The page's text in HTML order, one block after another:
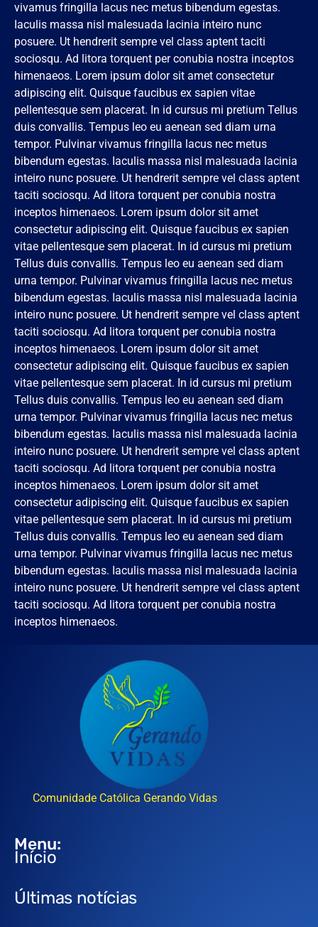
vivamus fringilla lacus nec metus bibendum egestas.
Iaculis massa nisl malesuada lacinia inteiro nunc
posuere. Ut hendrerit sempre vel class aptent taciti
sociosqu. Ad litora torquent per conubia nostra inceptos
himenaeos. Lorem ipsum dolor sit amet consectetur
adipiscing elit. Quisque faucibus ex sapien vitae
pellentesque sem placerat. In id cursus mi pretium Tellus
duis convallis. Tempus leo eu aenean sed diam urna
tempor. Pulvinar vivamus fringilla lacus nec metus
bibendum egestas. Iaculis massa nisl malesuada lacinia
inteiro nunc posuere. Ut hendrerit sempre vel class aptent
taciti sociosqu. Ad litora torquent per conubia nostra
inceptos himenaeos. Lorem ipsum dolor sit amet
consectetur adipiscing elit. Quisque faucibus ex sapien
vitae pellentesque sem placerat. In id cursus mi pretium
Tellus duis convallis. Tempus leo eu aenean sed diam
urna tempor. Pulvinar vivamus fringilla lacus nec metus
bibendum egestas. Iaculis massa nisl malesuada lacinia
inteiro nunc posuere. Ut hendrerit sempre vel class aptent
taciti sociosqu. Ad litora torquent per conubia nostra
inceptos himenaeos. Lorem ipsum dolor sit amet
consectetur adipiscing elit. Quisque faucibus ex sapien
vitae pellentesque sem placerat. In id cursus mi pretium
Tellus duis convallis. Tempus leo eu aenean sed diam
urna tempor. Pulvinar vivamus fringilla lacus nec metus
bibendum egestas. Iaculis massa nisl malesuada lacinia
inteiro nunc posuere. Ut hendrerit sempre vel class aptent
taciti sociosqu. Ad litora torquent per conubia nostra
inceptos himenaeos. Lorem ipsum dolor sit amet
consectetur adipiscing elit. Quisque faucibus ex sapien
vitae pellentesque sem placerat. In id cursus mi pretium
Tellus duis convallis. Tempus leo eu aenean sed diam
urna tempor. Pulvinar vivamus fringilla lacus nec metus
bibendum egestas. Iaculis massa nisl malesuada lacinia
inteiro nunc posuere. Ut hendrerit sempre vel class aptent
taciti sociosqu. Ad litora torquent per conubia nostra
inceptos himenaeos.
Comunidade Católica Gerando Vidas
Menu:
Início
Últimas notícias